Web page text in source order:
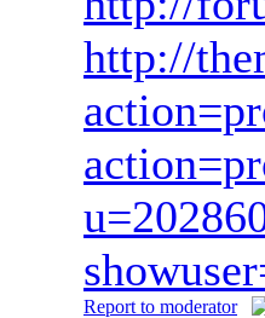
http://
Report to moderator